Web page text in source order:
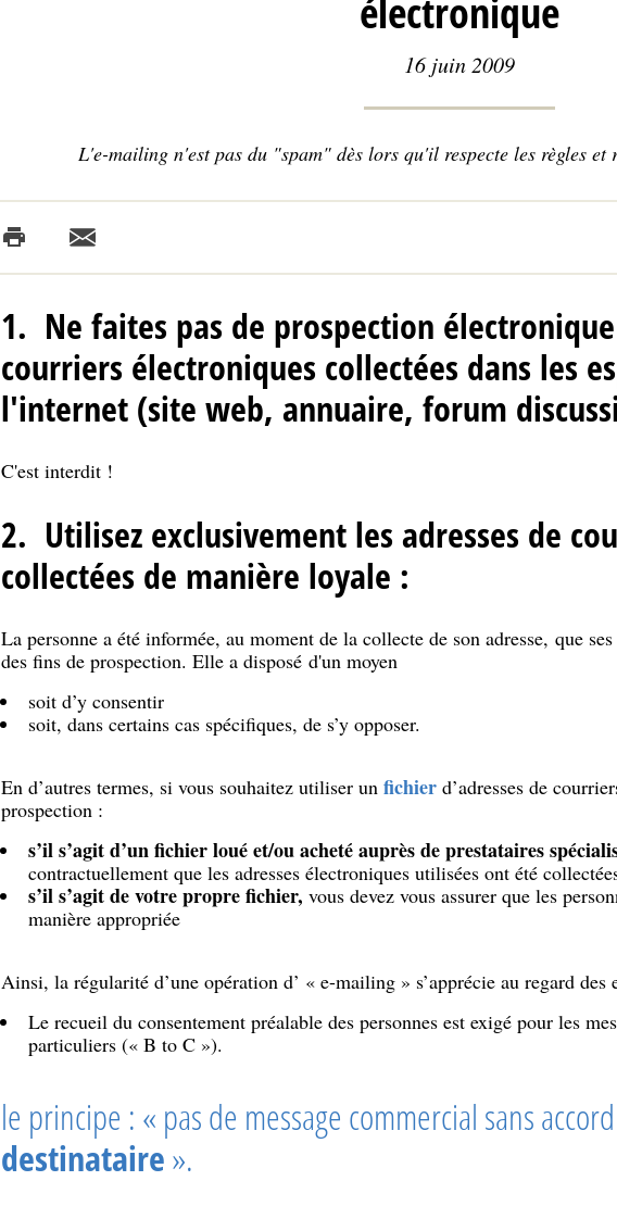
électronique
16 juin 2009
L'e-mailing n'est pas du "spam" dès lors qu'il respecte les règles et
1. Ne faites pas de prospection
courriers électroniques collectées dans les
l'internet (site web, annuaire, forum
C'est interdit !
2. Utilisez exclusivement les adresses de
collectées de manière loyale :
La personne a été informée, au moment de la collecte de son adresse, que
des fins de prospection. Elle a disposé d'un moyen
soit d’y consentir
soit, dans certains cas spécifiques, de s’y opposer.
En d’autres termes, si vous souhaitez utiliser un fichierd’adresses de
prospection :
s’il s’agit d’un fichier loué et/ou acheté auprès de prestataires
contractuellement que les adresses électroniques utilisées ont été
s’il s’agit de votre propre fichier, vous devez vous assurer que les
manière appropriée
Ainsi, la régularité d’une opération d’ « e-mailing » s’apprécie au regard des
Le recueil du consentement préalable des personnes est exigé pour les
particuliers (« B to C »).
le principe : « pas de message commercial sans
destinataire».